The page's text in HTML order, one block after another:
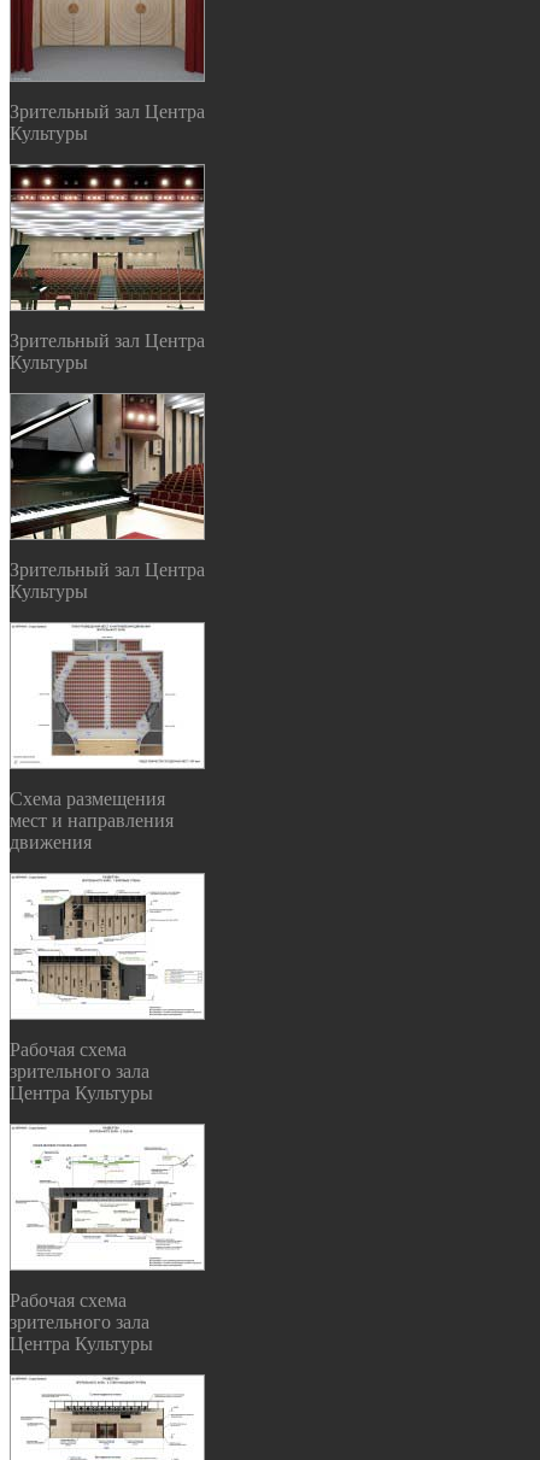
Зрительный зал Центра
Культуры
Зрительный зал Центра
Культуры
Зрительный зал Центра
Культуры
Схема размещения
мест и направления
движения
Рабочая схема
зрительного зала
Центра Культуры
Рабочая схема
зрительного зала
Центра Культуры